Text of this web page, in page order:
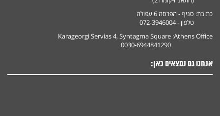
כתובת: סניף - הפרסה 6 עפולה
טלפון - 072-3946004
Athens Office:
Karageorgi Servias 4, Syntagma Square
0030-6944841290
אנחנו גם נמצאים כאן: